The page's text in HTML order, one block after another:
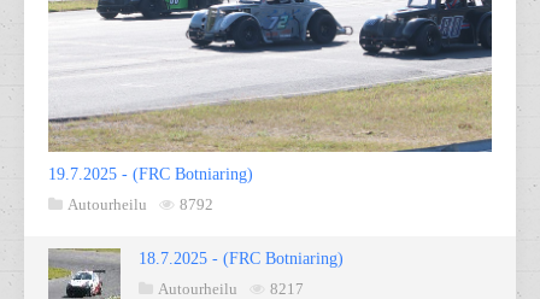
19.7.2025 - (FRC Botniaring)
Autourheilu
8792
18.7.2025 - (FRC Botniaring)
Autourheilu
8217